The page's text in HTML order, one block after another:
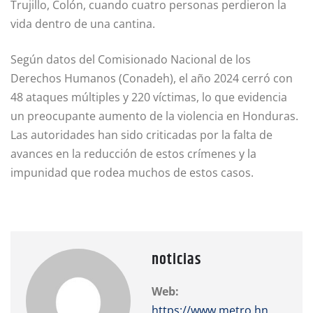
Trujillo, Colón, cuando cuatro personas perdieron la
vida dentro de una cantina.
Según datos del Comisionado Nacional de los
Derechos Humanos (Conadeh), el año 2024 cerró con
48 ataques múltiples y 220 víctimas, lo que evidencia
un preocupante aumento de la violencia en Honduras.
Las autoridades han sido criticadas por la falta de
avances en la reducción de estos crímenes y la
impunidad que rodea muchos de estos casos.
noticias
Web: